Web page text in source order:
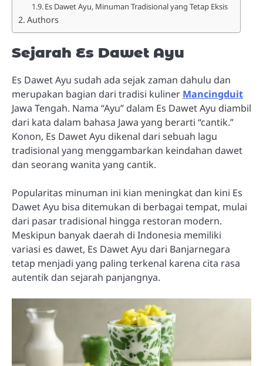
Es Dawet Ayu, Minuman Tradisional yang Tetap Eksis
Authors
Sejarah Es Dawet Ayu
Es Dawet Ayu sudah ada sejak zaman dahulu dan
merupakan bagian dari tradisi kuliner Mancingduit
Jawa Tengah. Nama “Ayu” dalam Es Dawet Ayu diambil
dari kata dalam bahasa Jawa yang berarti “cantik.”
Konon, Es Dawet Ayu dikenal dari sebuah lagu
tradisional yang menggambarkan keindahan dawet
dan seorang wanita yang cantik.
Popularitas minuman ini kian meningkat dan kini Es
Dawet Ayu bisa ditemukan di berbagai tempat, mulai
dari pasar tradisional hingga restoran modern.
Meskipun banyak daerah di Indonesia memiliki
variasi es dawet, Es Dawet Ayu dari Banjarnegara
tetap menjadi yang paling terkenal karena cita rasa
autentik dan sejarah panjangnya.